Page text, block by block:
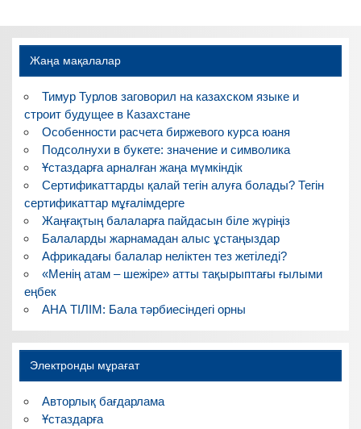
Жаңа мақалалар
Тимур Турлов заговорил на казахском языке и
строит будущее в Казахстане
Особенности расчета биржевого курса юаня
Подсолнухи в букете: значение и символика
Ұстаздарға арналған жаңа мүмкіндік
Сертификаттарды қалай тегін алуға болады? Тегін
сертификаттар мұғалімдерге
Жаңғақтың балаларға пайдасын біле жүріңіз
Балаларды жарнамадан алыс ұстаңыздар
Африкадағы балалар неліктен тез жетіледі?
«Менің атам – шежіре» атты тақырыптағы ғылыми
еңбек
АНА ТІЛІМ: Бала тәрбиесіндегі орны
Электронды мұрағат
Авторлық бағдарлама
Ұстаздарға